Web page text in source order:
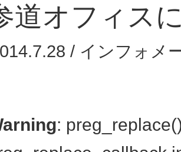
道オフィス
/ インフォメ
: